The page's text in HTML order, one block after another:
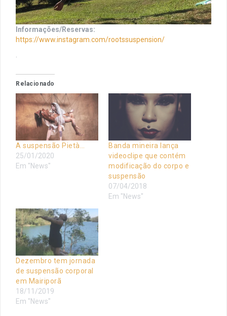
Informações/Reservas:
https://www.instagram.com/rootssuspension/
Relacionado
A suspensão Pietà…
25/01/2020
Em "News"
Banda mineira lança
videoclipe que contém
modificação do corpo e
suspensão
07/04/2018
Em "News"
Dezembro tem jornada
de suspensão corporal
em Mairiporã
18/11/2019
Em "News"